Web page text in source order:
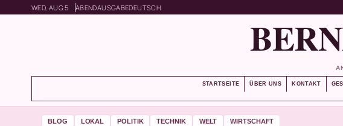
WED, AUG 5 ABENDAUSGABEDEUTSCH
STARTSEITE ÜBER UNS KONTAKT
BLOG LOKAL POLITIK TECHNIK WELT WIRTSCHAFT